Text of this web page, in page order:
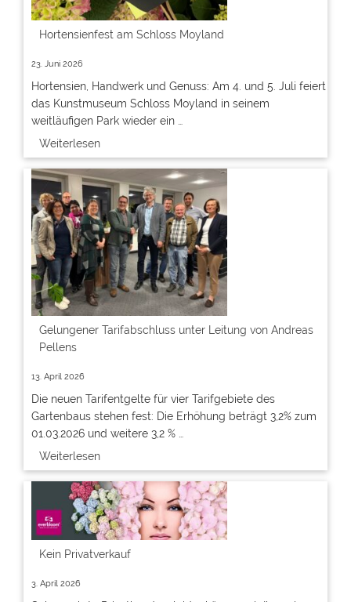
Hortensienfest am Schloss Moyland
23. Juni 2026
Hortensien, Handwerk und Genuss: Am 4. und 5. Juli feiert
das Kunstmuseum Schloss Moyland in seinem
weitläufigen Park wieder ein …
Weiterlesen
Gelungener Tarifabschluss unter Leitung von Andreas
Pellens
13. April 2026
Die neuen Tarifentgelte für vier Tarifgebiete des
Gartenbaus stehen fest: Die Erhöhung beträgt 3,2% zum
01.03.2026 und weitere 3,2 % …
Weiterlesen
Kein Privatverkauf
3. April 2026